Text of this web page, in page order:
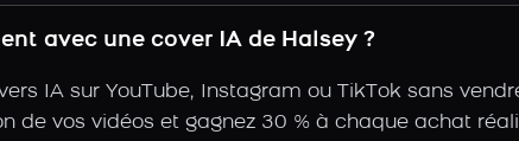
avec une cover IA de Halsey ?
IA sur YouTube, Instagram ou TikTok sans
de vos vidéos et gagnez 30 % à chaque achat